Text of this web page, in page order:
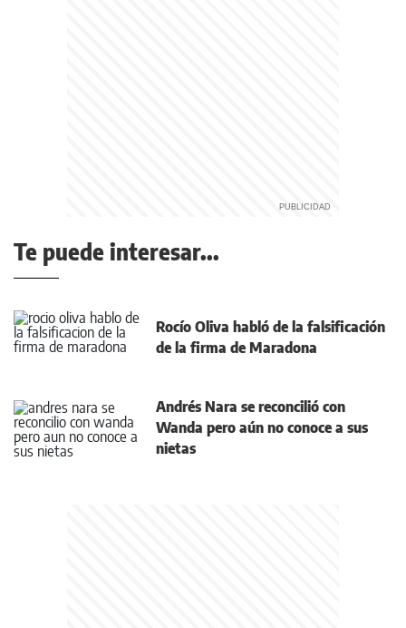
Te puede interesar...
Rocío Oliva habló de la falsificación
de la firma de Maradona
Andrés Nara se reconcilió con
Wanda pero aún no conoce a sus
nietas